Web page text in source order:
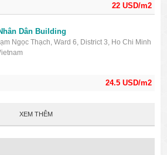
22 USD/m2
24.5 USD/m2
Dân Building
Ngọc Thạch, Ward 6, District 3, Ho Chi Minh
XEM THÊM